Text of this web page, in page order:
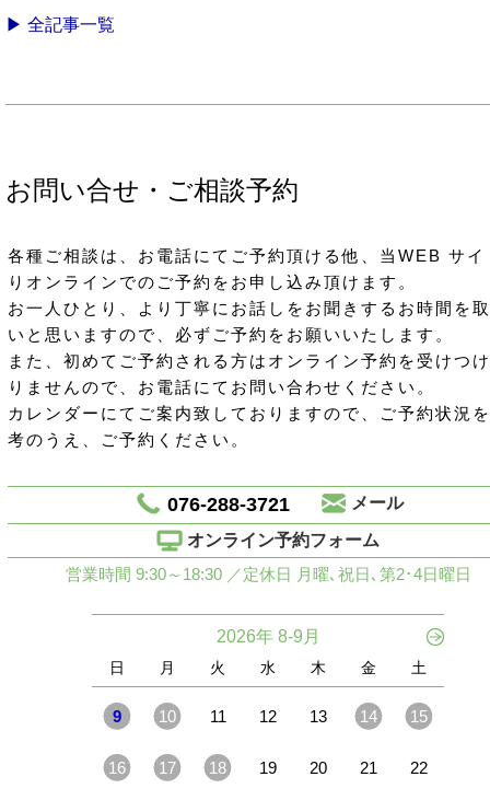
▶ 全記事一覧
お問い合せ・ご相談予約
各種ご相談は、お電話にてご予約頂ける他、当WEB サイ
りオンラインでのご予約をお申し込み頂けます。
お一人ひとり、より丁寧にお話しをお聞きするお時間を
いと思いますので、必ずご予約をお願いいたします。
また、初めてご予約される方はオンライン予約を受けつ
りませんので、お電話にてお問い合わせください。
カレンダーにてご案内致しておりますので、ご予約状況
考のうえ、ご予約ください。
076-288-3721
メール
オンライン予約フォーム
営業時間 9:30～18:30 ／定休日 月曜､祝日､第2･4日曜日
2026年 8-9月
日 月 火 水 木 金 土
9 10 11 12 13 14 15
16 17 18 19 20 21 22